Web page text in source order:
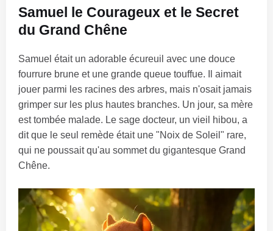
Samuel le Courageux et le Secret
du Grand Chêne
Samuel était un adorable écureuil avec une douce
fourrure brune et une grande queue touffue. Il aimait
jouer parmi les racines des arbres, mais n'osait jamais
grimper sur les plus hautes branches. Un jour, sa mère
est tombée malade. Le sage docteur, un vieil hibou, a
dit que le seul remède était une "Noix de Soleil" rare,
qui ne poussait qu'au sommet du gigantesque Grand
Chêne.